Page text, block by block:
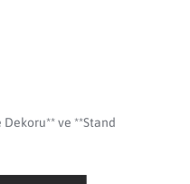
Dekoru** ve **Stand